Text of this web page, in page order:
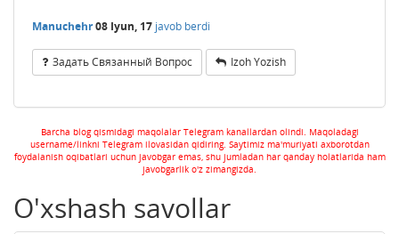
Manuchehr08 Iyun, 17 javob berdi
Задать Связанный Вопрос Izoh Yozish
Barcha blog qismidagi maqolalar Telegram kanallardan olindi. Maqoladagi
username/linkni Telegram ilovasidan qidiring. Saytimiz ma'muriyati axborotdan
foydalanish oqibatlari uchun javobgar emas, shu jumladan har qanday holatlarida ham
javobgarlik o'z zimangizda.
O'xshash savollar